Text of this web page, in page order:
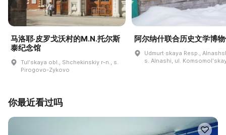
马洛耶·皮罗戈沃村的M.N.托尔斯
泰纪念馆
Tulʹskaya obl., Shchekinskiy r-n., s.
Pirogovo-Zykovo
阿尔纳什联合历史文学博
Udmurt·skaya Resp.,
s. Alnashi, ul.
你最近看过吗